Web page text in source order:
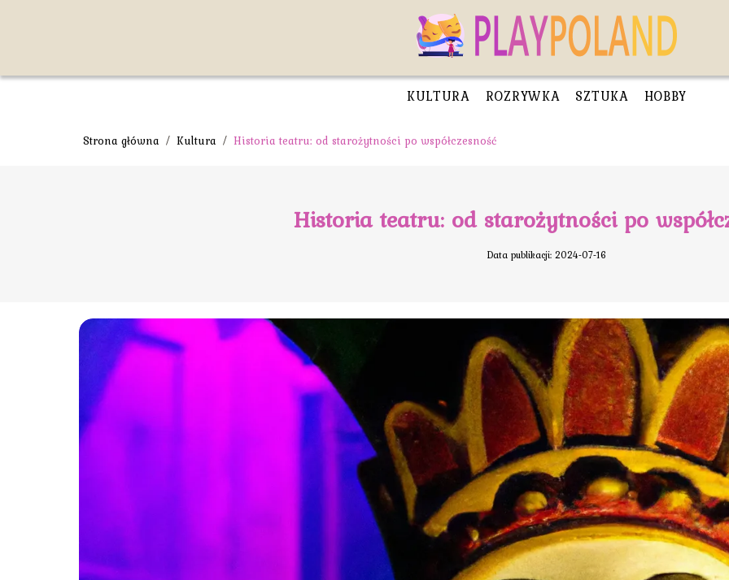
KULTURA ROZRYWKA SZTUKA HOBBY
Strona główna / Kultura / Historia teatru: od starożytności po współczesność
Historia teatru: od starożytności po
Data publikacji: 2024-07-16